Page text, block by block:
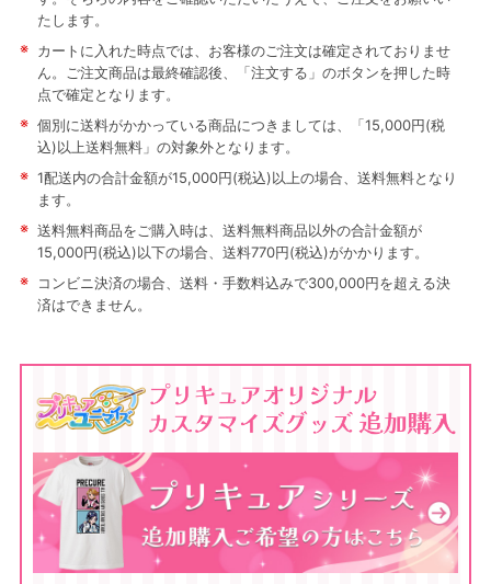
たします。
※ カートに入れた時点では、お客様のご注文は確定されておりませ
ん。ご注文商品は最終確認後、「注文する」のボタンを押した時
点で確定となります。
※ 個別に送料がかかっている商品につきましては、「15,000円(税
込)以上送料無料」の対象外となります。
※ 1配送内の合計金額が15,000円(税込)以上の場合、送料無料となり
ます。
※ 送料無料商品をご購入時は、送料無料商品以外の合計金額が
15,000円(税込)以下の場合、送料770円(税込)がかかります。
※
コンビニ決済の場合、送料・手数料込みで300,000円を超える決
済はできません。